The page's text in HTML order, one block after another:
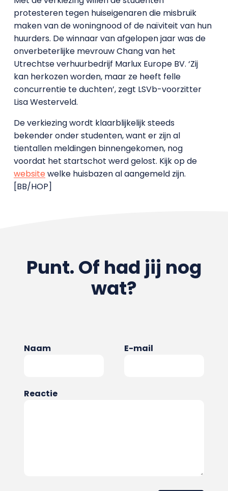
protesteren tegen huiseigenaren die misbruik
maken van de woningnood of de naïviteit van hun
huurders. De winnaar van afgelopen jaar was de
onverbeterlijke mevrouw Chang van het
Utrechtse verhuurbedrijf Marlux Europe BV. ‘Zij
kan herkozen worden, maar ze heeft felle
concurrentie te duchten’, zegt LSVb-voorzitter
Lisa Westerveld.
De verkiezing wordt klaarblijkelijk steeds
bekender onder studenten, want er zijn al
tientallen meldingen binnengekomen, nog
voordat het startschot werd gelost. Kijk op de
websitewelke huisbazen al aangemeld zijn.
[BB/HOP]
Punt. Of had jij nog
wat?
Naam E-mail
Reactie